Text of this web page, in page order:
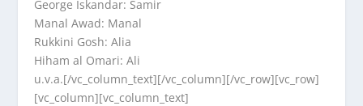
George Iskandar: Samir
Manal Awad: Manal
Rukkini Gosh: Alia
Hiham al Omari: Ali
u.v.a.[/vc_column_text][/vc_column][/vc_row][vc_row]
[vc_column][vc_column_text]